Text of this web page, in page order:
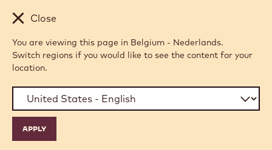
Skip to main content
Close
You are viewing this page in Belgium - Nederlands.
Switch regions if you would like to see the content for your
location.